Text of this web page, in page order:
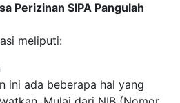
Perizinan SIPA Pangulah
meliputi:
ini ada beberapa hal yang